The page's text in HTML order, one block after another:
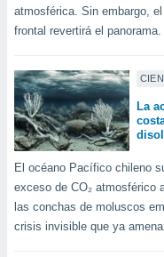
y
más
nuestra
y
de
atmosférica. Sin embargo,
frontal revertirá el panorama.
La
El océano Pacífico chileno
exceso de CO₂ atmosférico
las conchas de moluscos
crisis invisible que ya